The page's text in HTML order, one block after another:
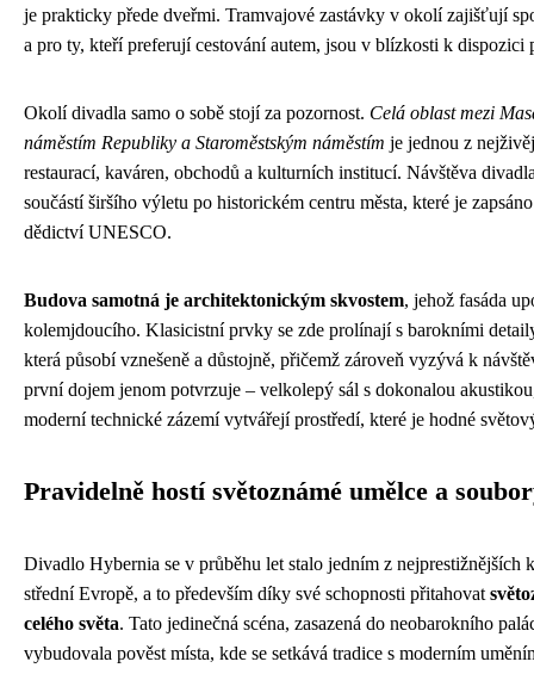
je prakticky přede dveřmi. Tramvajové zastávky v okolí zajišťují
a pro ty, kteří preferují cestování autem, jsou v blízkosti k dispozici
Okolí divadla samo o sobě stojí za pozornost. Celá oblast mezi
náměstím Republiky a Staroměstským náměstím je jednou z
restaurací, kaváren, obchodů a kulturních institucí. Návštěva
součástí širšího výletu po historickém centru města, které je
dědictví UNESCO.
Budova samotná je architektonickým skvostem, jehož fasáda
kolemjdoucího. Klasicistní prvky se zde prolínají s barokními
která působí vznešeně a důstojně, přičemž zároveň vyzývá k
první dojem jenom potvrzuje – velkolepý sál s dokonalou
moderní technické zázemí vytvářejí prostředí, které je hodné
Pravidelně hostí světoznámé umělce a
Divadlo Hybernia se v průběhu let stalo jedním z nejprestižnějších
střední Evropě, a to především díky své schopnosti přitahovat
celého světa. Tato jedinečná scéna, zasazená do neobarokního
vybudovala pověst místa, kde se setkává tradice s moderním